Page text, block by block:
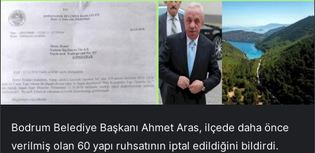
Bodrum Belediye Başkanı Ahmet Aras, ilçede daha önce
verilmiş olan 60 yapı ruhsatının iptal edildiğini bildirdi.